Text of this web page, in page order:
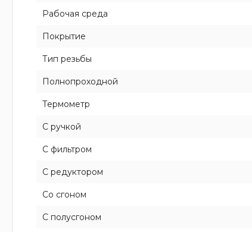
Рабочая среда
Покрытие
Тип резьбы
Полнопроходной
Термометр
С ручкой
С фильтром
С редуктором
Со сгоном
С полусгоном